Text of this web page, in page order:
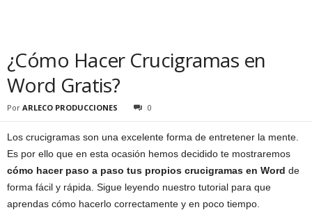
¿Cómo Hacer Crucigramas en
Word Gratis?
Por ARLECO PRODUCCIONES 0
Los crucigramas son una excelente forma de entretener la mente.
Es por ello que en esta ocasión hemos decidido te mostraremos
cómo hacer paso a paso tus propios crucigramas en Word de
forma fácil y rápida. Sigue leyendo nuestro tutorial para que
aprendas cómo hacerlo correctamente y en poco tiempo.